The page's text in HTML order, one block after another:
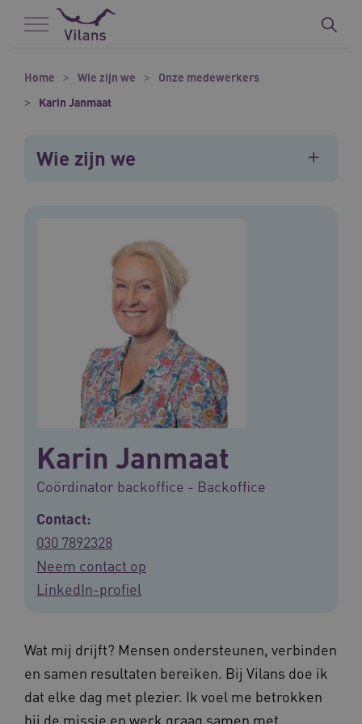
Naar hoofdinhoud
Naar footer
Home Wie zijn we
Onze medewerkers
Karin Janmaat
Wie zijn we
Karin Janmaat
Coördinator backoffice - Backoffice
Contact:
030 7892328
Neem contact op
LinkedIn-profiel
Wat mij drijft? Mensen ondersteunen, verbinden
en samen resultaten bereiken. Bij Vilans doe ik
dat elke dag met plezier. Ik voel me betrokken
bij de missie en werk graag samen met